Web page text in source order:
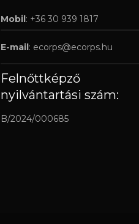
Mobil: +36 30 939 1817
E-mail: ecorps@ecorps.hu
Felnőttképző
nyilvántartási szám:
B/2024/000685